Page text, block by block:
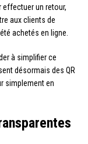
effectuer un retour,
aux clients de
achetés en ligne.
à simplifier ce
désormais des QR
simplement en